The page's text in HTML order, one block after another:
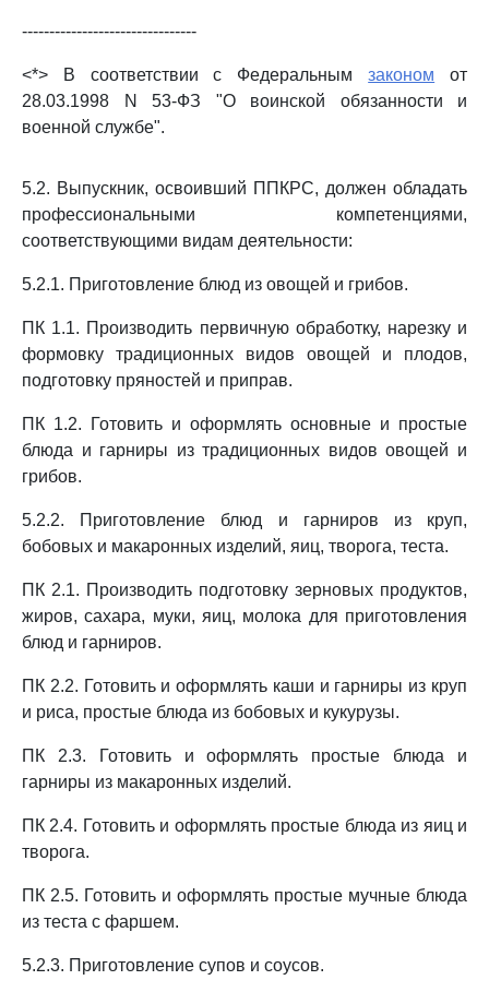
--------------------------------
<*> В соответствии с Федеральнымзаконом от
28.03.1998 N 53-ФЗ "О воинской обязанности и
военной службе".
5.2. Выпускник, освоивший ППКРС, должен обладать
профессиональными компетенциями,
соответствующими видам деятельности:
5.2.1. Приготовление блюд из овощей и грибов.
ПК 1.1. Производить первичную обработку, нарезку и
формовку традиционных видов овощей и плодов,
подготовку пряностей и приправ.
ПК 1.2. Готовить и оформлять основные и простые
блюда и гарниры из традиционных видов овощей и
грибов.
5.2.2. Приготовление блюд и гарниров из круп,
бобовых и макаронных изделий, яиц, творога, теста.
ПК 2.1. Производить подготовку зерновых продуктов,
жиров, сахара, муки, яиц, молока для приготовления
блюд и гарниров.
ПК 2.2. Готовить и оформлять каши и гарниры из круп
и риса, простые блюда из бобовых и кукурузы.
ПК 2.3. Готовить и оформлять простые блюда и
гарниры из макаронных изделий.
ПК 2.4. Готовить и оформлять простые блюда из яиц и
творога.
ПК 2.5. Готовить и оформлять простые мучные блюда
из теста с фаршем.
5.2.3. Приготовление супов и соусов.